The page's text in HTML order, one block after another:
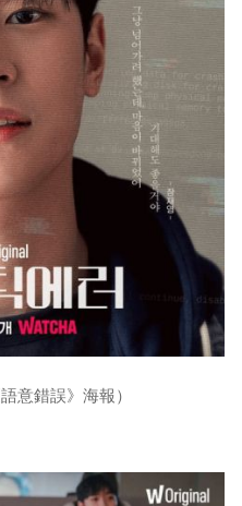
意錯誤》海報）